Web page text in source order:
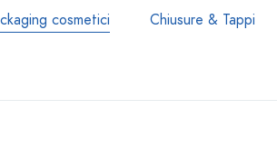
cosmetici Chiusure & Tappi